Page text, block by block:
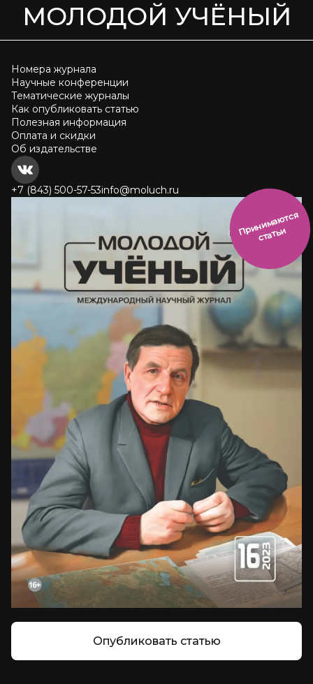
МОЛОДОЙ УЧЁНЫЙ
Номера журнала
Научные конференции
Тематические журналы
Как опубликовать статью
Полезная информация
Оплата и скидки
Об издательстве
+7 (843) 500-57-53info@moluch.ru
П
р
и
н
и
м
а
ют
с
я
ст
ать
и
Опубликовать статью